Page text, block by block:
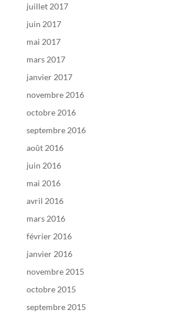
juillet 2017
juin 2017
mai 2017
mars 2017
janvier 2017
novembre 2016
octobre 2016
septembre 2016
août 2016
juin 2016
mai 2016
avril 2016
mars 2016
février 2016
janvier 2016
novembre 2015
octobre 2015
septembre 2015